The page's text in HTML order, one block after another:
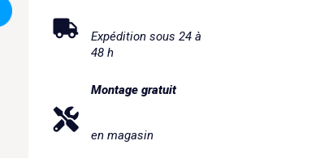
Expédition sous 24 à
48 h
Montage gratuit
en magasin